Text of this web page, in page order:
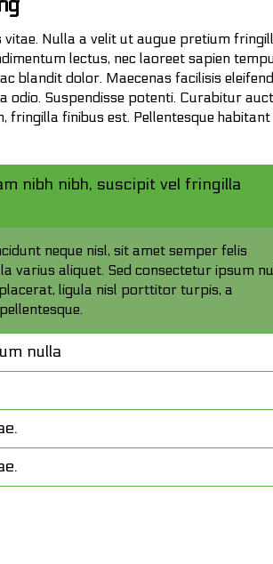
Nulla a velit ut augue pretium
lectus, nec laoreet sapien
blandit dolor. Maecenas facilisis eleifend
odio. Suspendisse potenti. Curabitur
fringilla finibus est. Pellentesque
nibh nibh, suscipit vel fringilla
neque nisl, sit amet semper felis
varius aliquet. Sed consectetur ipsum
ligula nisl porttitor turpis, a
nulla